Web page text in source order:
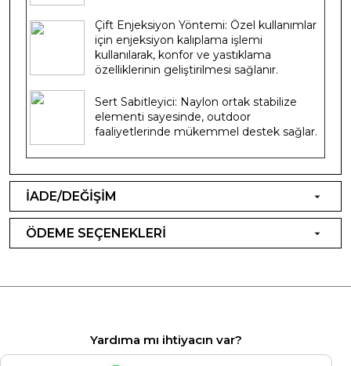
Çift Enjeksiyon Yöntemi: Özel kullanımlar
için enjeksiyon kalıplama işlemi
kullanılarak, konfor ve yastıklama
özelliklerinin geliştirilmesi sağlanır.
Sert Sabitleyici: Naylon ortak stabilize
elementi sayesinde, outdoor
faaliyetlerinde mükemmel destek sağlar.
İADE/DEĞİŞİM
ÖDEME SEÇENEKLERİ
Yardıma mı ihtiyacın var?